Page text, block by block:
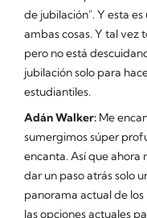
de jubilación". Y esta
ambas cosas. Y tal vez
pero no está
jubilación solo para
estudiantiles.
Adán Walker: Me
sumergimos súper
encanta. Así que ahora
dar un paso atrás solo
panorama actual de los
las opciones actuales